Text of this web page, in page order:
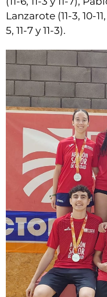
Lanzarote (11-3, 10-
5, 11-7 y 11-3).